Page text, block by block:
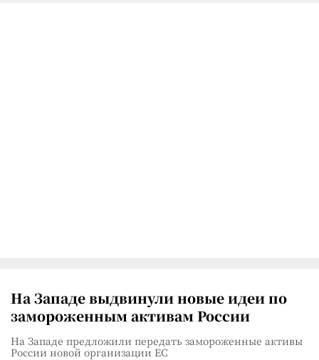
На Западе выдвинули новые идеи по
замороженным активам России
На Западе предложили передать замороженные активы
России новой организации ЕС